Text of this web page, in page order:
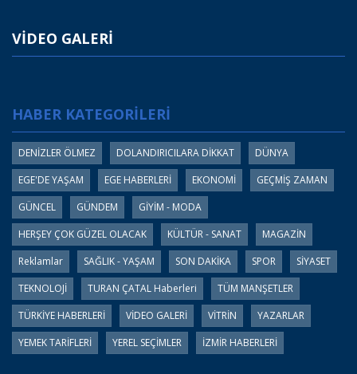
VİDEO GALERİ
HABER KATEGORİLERİ
DENİZLER ÖLMEZ DOLANDIRICILARA DİKKAT
DÜNYA
EGE'DE YAŞAM
EGE HABERLERİ EKONOMİ
GEÇMİŞ ZAMAN
GÜNCEL
GÜNDEM
GİYİM - MODA
HERŞEY ÇOK GÜZEL OLACAK
KÜLTÜR - SANAT
MAGAZİN
Reklamlar
SAĞLIK - YAŞAM SON DAKİKA SPOR
SİYASET
TEKNOLOJİ
TURAN ÇATAL Haberleri
TÜM MANŞETLER
TÜRKİYE HABERLERİ
VİDEO GALERİ VİTRİN
YAZARLAR
YEMEK TARİFLERİ
YEREL SEÇİMLER İZMİR HABERLERİ